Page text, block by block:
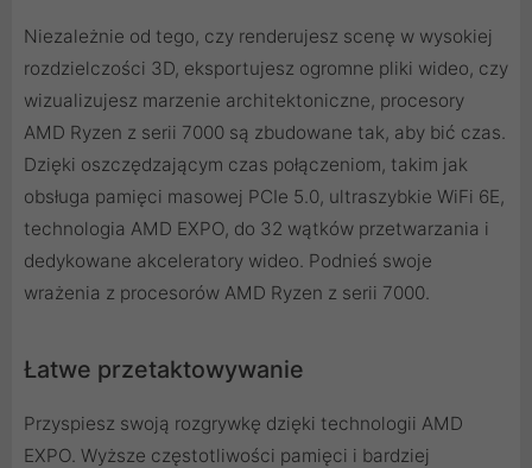
Niezależnie od tego, czy renderujesz scenę w wysokiej
rozdzielczości 3D, eksportujesz ogromne pliki wideo, czy
wizualizujesz marzenie architektoniczne, procesory
AMD Ryzen z serii 7000 są zbudowane tak, aby bić czas.
Dzięki oszczędzającym czas połączeniom, takim jak
obsługa pamięci masowej PCIe 5.0, ultraszybkie WiFi 6E,
technologia AMD EXPO, do 32 wątków przetwarzania i
dedykowane akceleratory wideo. Podnieś swoje
wrażenia z procesorów AMD Ryzen z serii 7000.
Łatwe przetaktowywanie
Przyspiesz swoją rozgrywkę dzięki technologii AMD
EXPO. Wyższe częstotliwości pamięci i bardziej